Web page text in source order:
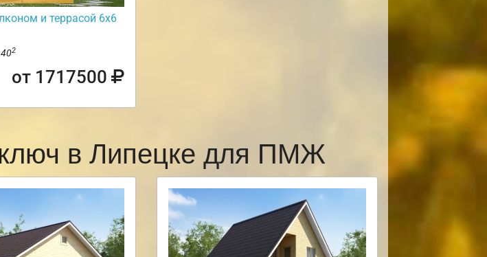
и террасой 6х6
2
от 1717500
в Липецке для ПМЖ